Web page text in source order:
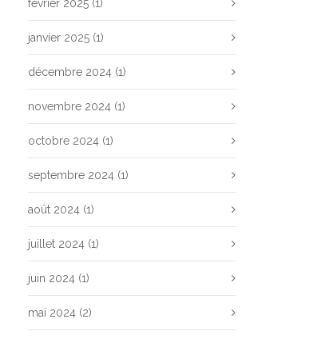
février 2025 (1)
janvier 2025 (1)
décembre 2024 (1)
novembre 2024 (1)
octobre 2024 (1)
septembre 2024 (1)
août 2024 (1)
juillet 2024 (1)
juin 2024 (1)
mai 2024 (2)